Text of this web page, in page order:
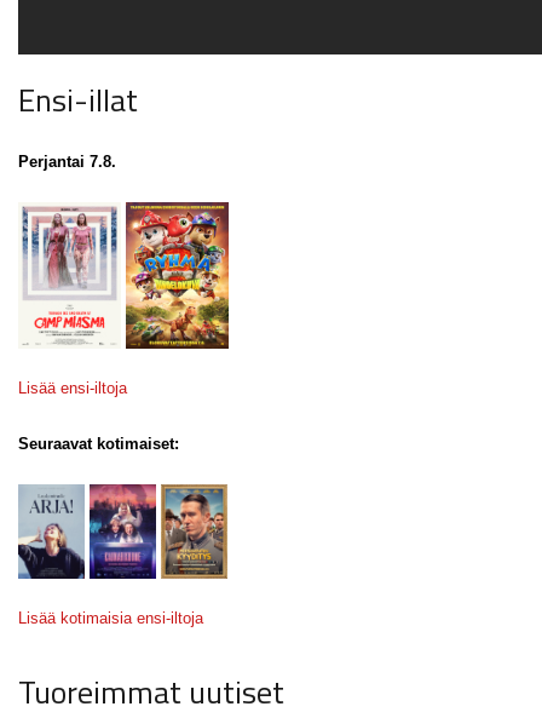
Ensi-illat
Perjantai 7.8.
Lisää ensi-iltoja
Seuraavat kotimaiset:
Lisää kotimaisia ensi-iltoja
Tuoreimmat uutiset